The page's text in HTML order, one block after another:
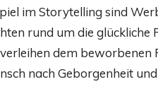
im Storytelling sind
rund um die
dem beworbenen
nach Geborgenheit